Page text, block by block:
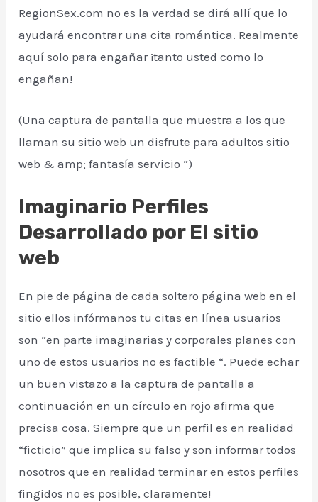
RegionSex.com no es la verdad se dirá allí que lo
ayudará encontrar una cita romántica. Realmente
aquí solo para engañar ¡tanto usted como lo
engañan!
(Una captura de pantalla que muestra a los que
llaman su sitio web un disfrute para adultos sitio
web & amp; fantasía servicio “)
Imaginario Perfiles
Desarrollado por El sitio
web
En pie de página de cada soltero página web en el
sitio ellos infórmanos tu citas en línea usuarios
son “en parte imaginarias y corporales planes con
uno de estos usuarios no es factible “. Puede echar
un buen vistazo a la captura de pantalla a
continuación en un círculo en rojo afirma que
precisa cosa. Siempre que un perfil es en realidad
“ficticio” que implica su falso y son informar todos
nosotros que en realidad terminar en estos perfiles
fingidos no es posible, claramente!